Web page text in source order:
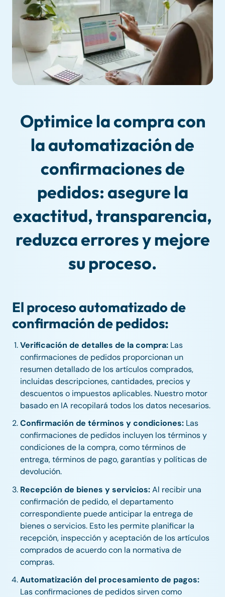
Optimice la compra con
la automatización de
confirmaciones de
pedidos: asegure la
exactitud, transparencia,
reduzca errores y mejore
su proceso.
El proceso automatizado de
confirmación de pedidos:
Verificación de detalles de la compra: Las
confirmaciones de pedidos proporcionan un
resumen detallado de los artículos comprados,
incluidas descripciones, cantidades, precios y
descuentos o impuestos aplicables. Nuestro motor
basado en IA recopilará todos los datos necesarios.
Confirmación de términos y condiciones: Las
confirmaciones de pedidos incluyen los términos y
condiciones de la compra, como términos de
entrega, términos de pago, garantías y políticas de
devolución.
Recepción de bienes y servicios:Al recibir una
confirmación de pedido, el departamento
correspondiente puede anticipar la entrega de
bienes o servicios. Esto les permite planificar la
recepción, inspección y aceptación de los artículos
comprados de acuerdo con la normativa de
compras.
Automatización del procesamiento de pagos:
Las confirmaciones de pedidos sirven como